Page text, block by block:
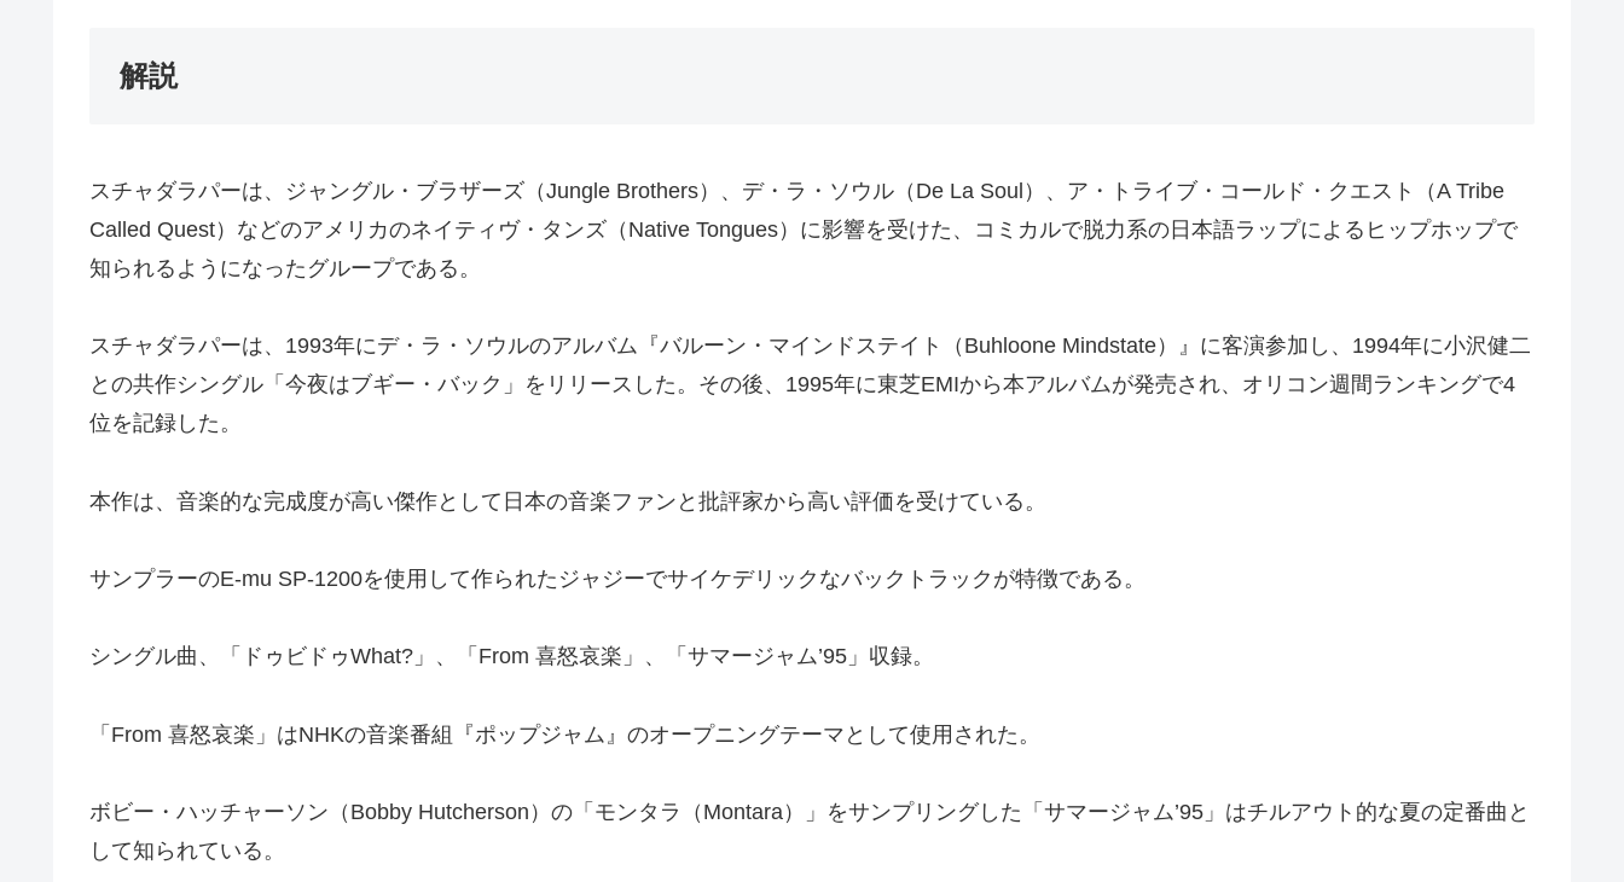
解説
スチャダラパーは、ジャングル・ブラザーズ（Jungle Brothers）、デ・ラ・ソウル（De La Soul）、ア・トライブ・コールド・クエスト（A Tribe
Called Quest）などのアメリカのネイティヴ・タンズ（Native Tongues）に影響を受けた、コミカルで脱力系の日本語ラップによるヒップホップで
知られるようになったグループである。
スチャダラパーは、1993年にデ・ラ・ソウルのアルバム『バルーン・マインドステイト（Buhloone Mindstate）』に客演参加し、1994年に小沢健二
との共作シングル「今夜はブギー・バック」をリリースした。その後、1995年に東芝EMIから本アルバムが発売され、オリコン週間ランキングで4
位を記録した。
本作は、音楽的な完成度が高い傑作として日本の音楽ファンと批評家から高い評価を受けている。
サンプラーのE-mu SP-1200を使用して作られたジャジーでサイケデリックなバックトラックが特徴である。
シングル曲、「ドゥビドゥWhat?」、「From 喜怒哀楽」、「サマージャム’95」収録。
「From 喜怒哀楽」はNHKの音楽番組『ポップジャム』のオープニングテーマとして使用された。
ボビー・ハッチャーソン（Bobby Hutcherson）の「モンタラ（Montara）」をサンプリングした「サマージャム’95」はチルアウト的な夏の定番曲と
して知られている。